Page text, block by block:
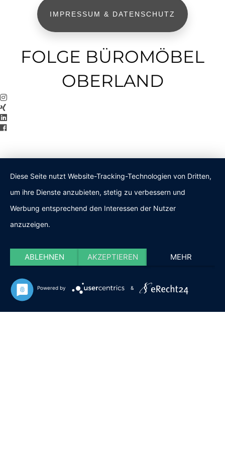
IMPRESSUM & DATENSCHUTZ
FOLGE BÜROMÖBEL
OBERLAND
Diese Seite nutzt Website-Tracking-Technologien von Dritten,
um ihre Dienste anzubieten, stetig zu verbessern und
Werbung entsprechend den Interessen der Nutzer
anzuzeigen.
ABLEHNEN AKZEPTIEREN MEHR
Powered by &